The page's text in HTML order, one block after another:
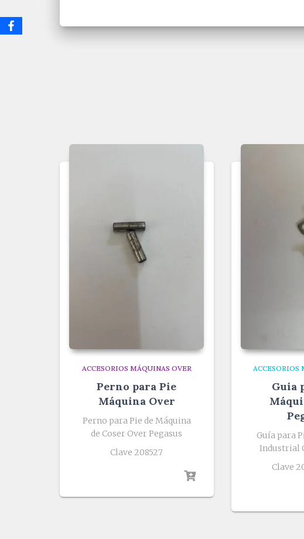
ACCESORIOS MÁQUINAS OVER
Perno para Pie
Máquina Over
Perno para Pie de Máquina
de Coser Over Pegasus
Clave 208527
ACCESORIOS
Guia
Guía para
Industrial
Clave